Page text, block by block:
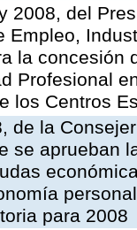
2008, del
Empleo,
la concesión
Profesional
los Centros
de la
se aprueban
para 2008